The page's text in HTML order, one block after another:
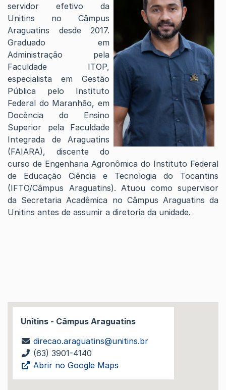
servidor efetivo da
Unitins no Câmpus
Araguatins desde 2017.
Graduado em
Administração pela
Faculdade ITOP,
especialista em Gestão
Pública pelo Instituto
Federal do Maranhão, em
Docência do Ensino
Superior pela Faculdade
Integrada de Araguatins
(FAIARA), discente do
curso de Engenharia Agronômica do Instituto Federal
de Educação Ciência e Tecnologia do Tocantins
(IFTO/Câmpus Araguatins). Atuou como supervisor
da Secretaria Acadêmica no Câmpus Araguatins da
Unitins antes de assumir a diretoria da unidade.
Unitins - Câmpus Araguatins
direcao.araguatins@unitins.br
(63) 3901-4140
Abrir no Google Maps